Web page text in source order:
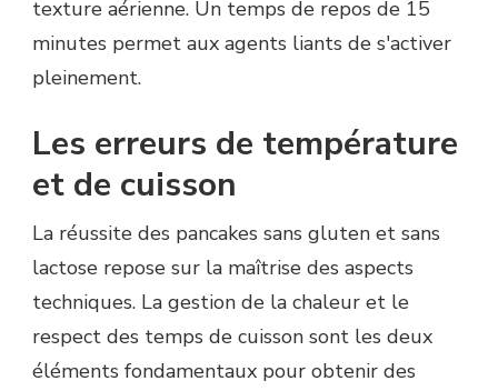
texture aérienne. Un temps de repos de 15
minutes permet aux agents liants de s'activer
pleinement.
Les erreurs de température
et de cuisson
La réussite des pancakes sans gluten et sans
lactose repose sur la maîtrise des aspects
techniques. La gestion de la chaleur et le
respect des temps de cuisson sont les deux
éléments fondamentaux pour obtenir des